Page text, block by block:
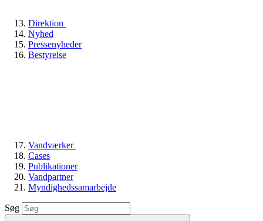
Direktion
Nyhed
Pressenyheder
Bestyrelse
Vandværker
Cases
Publikationer
Vandpartner
Myndighedssamarbejde
Søg